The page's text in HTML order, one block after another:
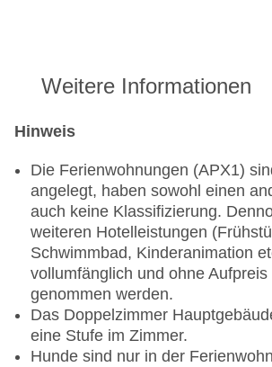
Weitere Informationen
Hinweis
Die Ferienwohnungen (APX1)
angelegt, haben sowohl einen
auch keine Klassifizierung.
weiteren Hotelleistungen
Schwimmbad, Kinderanimation
vollumfänglich und ohne Aufpreis
genommen werden.
Das Doppelzimmer
eine Stufe im Zimmer.
Hunde sind nur in der